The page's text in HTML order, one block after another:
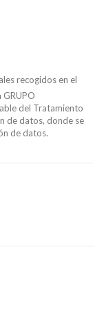
recogidos en el
del Tratamiento
de datos, donde se
de datos.